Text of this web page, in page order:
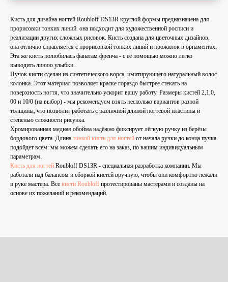
Кисть для дизайна ногтей Roubloff DS13R круглой формы предназначена для
прорисовки тонких линий. она подходит для художественной росписи и
реализации других сложных рисовок. Кисть создана для цветочных дизайнов,
она отлично справляется с прорисовкой тонких линий и прожилок в орнаментах.
Эта же кисть полюбилась фанатам френча - с её помощью можно легко
выводить линию улыбки.
Пучок кисти сделан из синтетического ворса, имитирующего натуральный волос
колонка. Этот материал позволяет краске гораздо быстрее стекать на
поверхность ногтя, что значительно ускорит вашу работу. Размеры кистей 2,1,0,
00 и 10/0 (на выбор) - мы рекомендуем взять несколько вариантов разной
толщины, что позволит работать с различной длиной ногтевой пластины и
степенью сложности рисунка.
Хромированная медная обойма надёжно фиксирует лёгкую ручку из берёзы
бордового цвета. Длина тонкой кисть для ногтей от начала ручки до конца пучка
подойдет всем: мы можем сделать его на заказ, по вашим индивидуальным
параметрам.
Кисть для ногтей Roubloff DS13R - специальная разработка компании. Мы
работали над балансом и сборкой кистей вручную, чтобы они комфортно лежали
в руке мастера. Все кисти Roubloff протестированы мастерами и созданы на
основе их пожеланий и рекомендаций.